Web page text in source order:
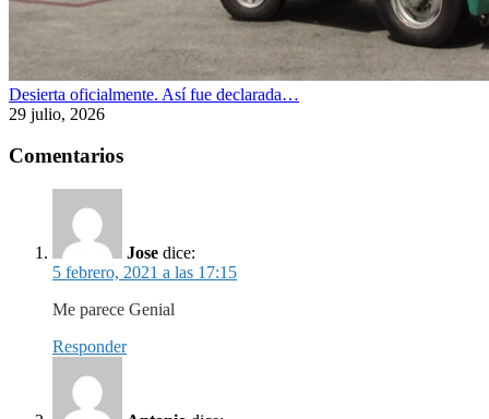
Desierta oficialmente. Así fue declarada…
29 julio, 2026
Comentarios
Jose dice:
5 febrero, 2021 a las 17:15
Me parece Genial
Responder